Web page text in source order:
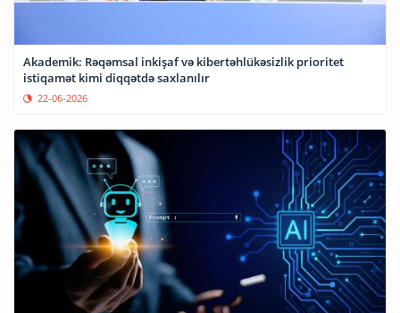
Akademik: Rəqəmsal inkişaf və kibertəhlükəsizlik prioritet
istiqamət kimi diqqətdə saxlanılır
22-06-2026